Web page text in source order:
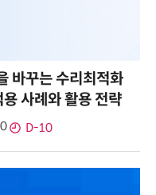
바꾸는 수리최적화
사례와 활용 전략
D-10